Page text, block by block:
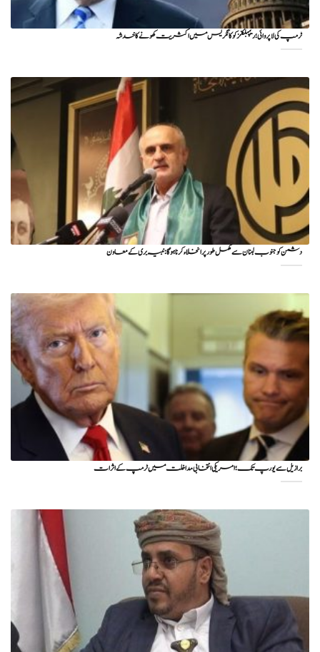
ٹرمپ کی لا پروائی؛ ریپبلکنز کو کانگریس میں اکثریت کھونے کا خدشہ
دشمن کو جنوب لبنان سے مکمل طور پر انخلاء کرنا ہوگا: نبیہ بری کے معاون
برازیل سے یورپ تک؛ امریکی انتخابی مداخلت میں ٹرمپ کے اثرات